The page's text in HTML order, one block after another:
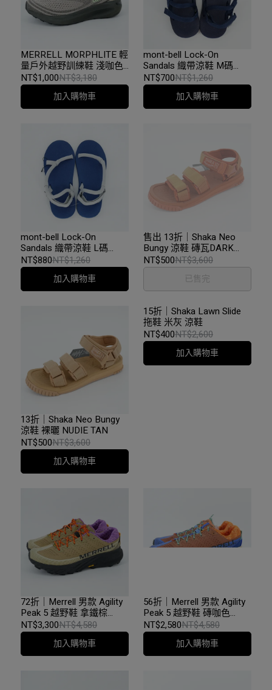
MERRELL MORPHLITE 輕
量戶外越野訓練鞋 淺咖色
男 (068225) US8.5 /
26.5cm
NT$1,000NT$3,180
加入購物車
mont-bell Lock-On
Sandals 織帶涼鞋 M碼
=25~26CM 深藍色
NT$700NT$1,260
加入購物車
mont-bell Lock-On
Sandals 織帶涼鞋 L碼
=26.5~27.5 CM 海軍藍 x 淺
灰色
NT$880NT$1,260
加入購物車
售出 13折｜Shaka Neo
Bungy 涼鞋 磚瓦DARK
TERRACOTTA
NT$500NT$3,600
已售完
13折｜Shaka Neo Bungy
涼鞋 裸曬 NUDIE TAN
NT$500NT$3,600
加入購物車
72折｜Merrell 男款 Agility
Peak 5 越野鞋 拿鐵棕
068125
NT$3,300NT$4,580
加入購物車
56折｜Merrell 男款 Agility
Peak 5 越野鞋 磚咖色
068117
NT$2,580NT$4,580
加入購物車